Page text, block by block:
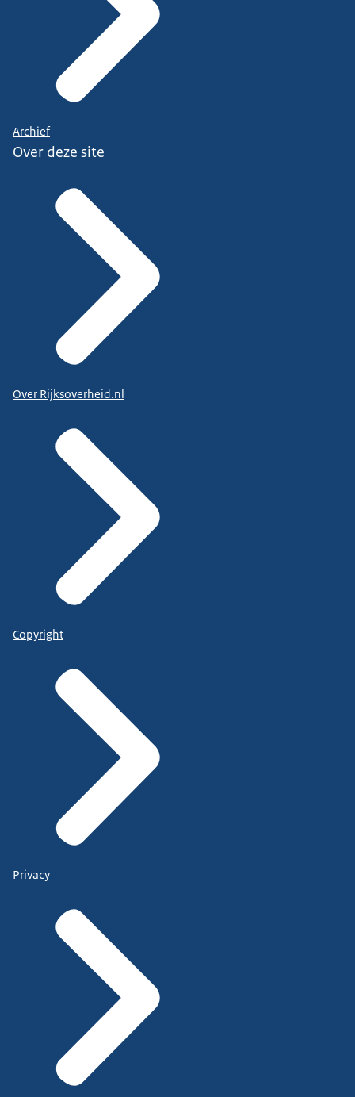
Archief
Over deze site
Over Rijksoverheid.nl
Copyright
Privacy